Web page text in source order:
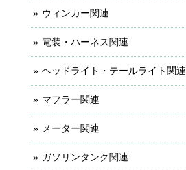
ウィンカー関連
電装・ハーネス関連
ヘッドライト・テールライト関連
マフラー関連
メーター関連
ガソリンタンク関連